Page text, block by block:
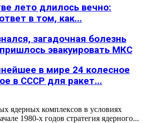
лето длилось вечно:
в том, как...
загадочная болезнь
эвакуировать МКС
в мире 24 колесное
в СССР для ракет...
ядерных комплексов в условиях
1980-х годов стратегия ядерного...